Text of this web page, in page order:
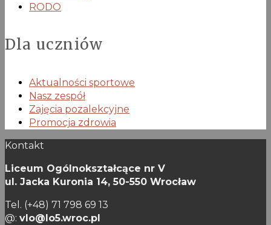
RODO
Dla uczniów
Aktualności sportowe
Nasz zespół
Zajęcia pozalekcyjne
Promocja zdrowia
Kontakt
Liceum Ogólnokształcące nr V
ul. Jacka Kuronia 14, 50-550 Wrocław
Tel. (+48) 71 798 69 13
@: vlo@lo5.wroc.pl